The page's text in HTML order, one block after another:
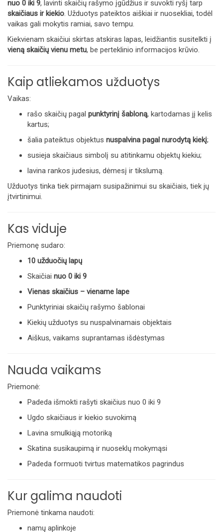
nuo 0 iki 9, lavinti skaičių rašymo įgūdžius ir suvokti ryšį tarp
skaičiaus ir kiekio. Užduotys pateiktos aiškiai ir nuosekliai, todėl
vaikas gali mokytis ramiai, savo tempu.
Kiekvienam skaičiui skirtas atskiras lapas, leidžiantis susitelkti į
vieną skaičių vienu metu, be perteklinio informacijos krūvio.
Kaip atliekamos užduotys
Vaikas:
rašo skaičių pagal punktyrinį šabloną, kartodamas jį kelis
kartus;
šalia pateiktus objektus nuspalvina pagal nurodytą kiekį;
susieja skaičiaus simbolį su atitinkamu objektų kiekiu;
lavina rankos judesius, dėmesį ir tikslumą.
Užduotys tinka tiek pirmajam susipažinimui su skaičiais, tiek jų
įtvirtinimui.
Kas viduje
Priemonę sudaro:
10 užduočių lapų
Skaičiai nuo 0 iki 9
Vienas skaičius – viename lape
Punktyriniai skaičių rašymo šablonai
Kiekių užduotys su nuspalvinamais objektais
Aiškus, vaikams suprantamas išdėstymas
Nauda vaikams
Priemonė:
Padeda išmokti rašyti skaičius nuo 0 iki 9
Ugdo skaičiaus ir kiekio suvokimą
Lavina smulkiąją motoriką
Skatina susikaupimą ir nuoseklų mokymąsi
Padeda formuoti tvirtus matematikos pagrindus
Kur galima naudoti
Priemonė tinkama naudoti:
namų aplinkoje